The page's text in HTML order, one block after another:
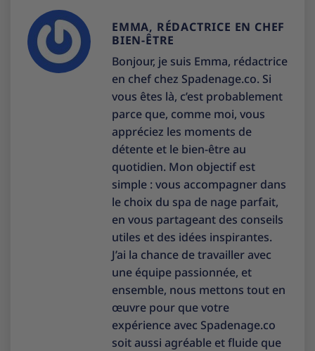
EMMA, RÉDACTRICE EN CHEF
BIEN-ÊTRE
Bonjour, je suis Emma, rédactrice
en chef chez Spadenage.co. Si
vous êtes là, c’est probablement
parce que, comme moi, vous
appréciez les moments de
détente et le bien-être au
quotidien. Mon objectif est
simple : vous accompagner dans
le choix du spa de nage parfait,
en vous partageant des conseils
utiles et des idées inspirantes.
J’ai la chance de travailler avec
une équipe passionnée, et
ensemble, nous mettons tout en
œuvre pour que votre
expérience avec Spadenage.co
soit aussi agréable et fluide que